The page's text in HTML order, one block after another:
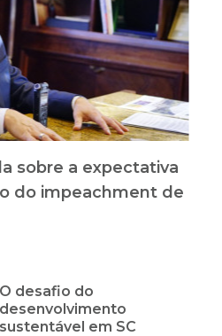
sobre a expectativa
do impeachment de
O desafio do
desenvolvimento
sustentável em SC